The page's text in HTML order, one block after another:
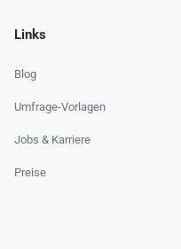
Links
Blog
Umfrage-Vorlagen
Jobs & Karriere
Preise